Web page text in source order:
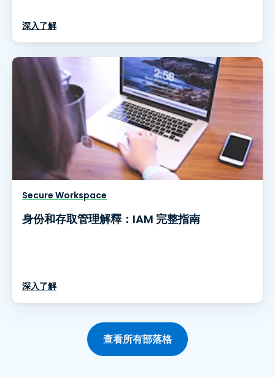
深入了解
Secure Workspace
身份和存取管理解釋：IAM 完整指南
深入了解
查看所有部落格